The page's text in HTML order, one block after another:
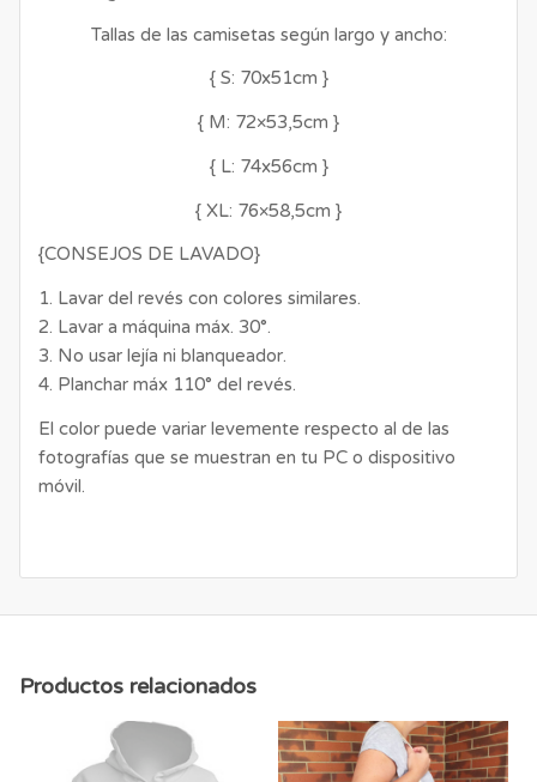
Tallas de las camisetas según largo y ancho:
{ S: 70x51cm }
{ M: 72×53,5cm }
{ L: 74x56cm }
{ XL: 76×58,5cm }
{CONSEJOS DE LAVADO}
1. Lavar del revés con colores similares.
2. Lavar a máquina máx. 30°.
3. No usar lejía ni blanqueador.
4. Planchar máx 110° del revés.
El color puede variar levemente respecto al de las
fotografías que se muestran en tu PC o dispositivo
móvil.
Productos relacionados